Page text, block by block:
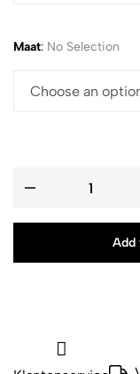
Maat: No Selection
Add